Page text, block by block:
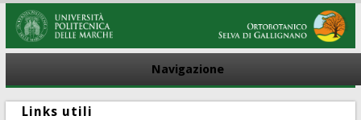
Navigazione
Links utili